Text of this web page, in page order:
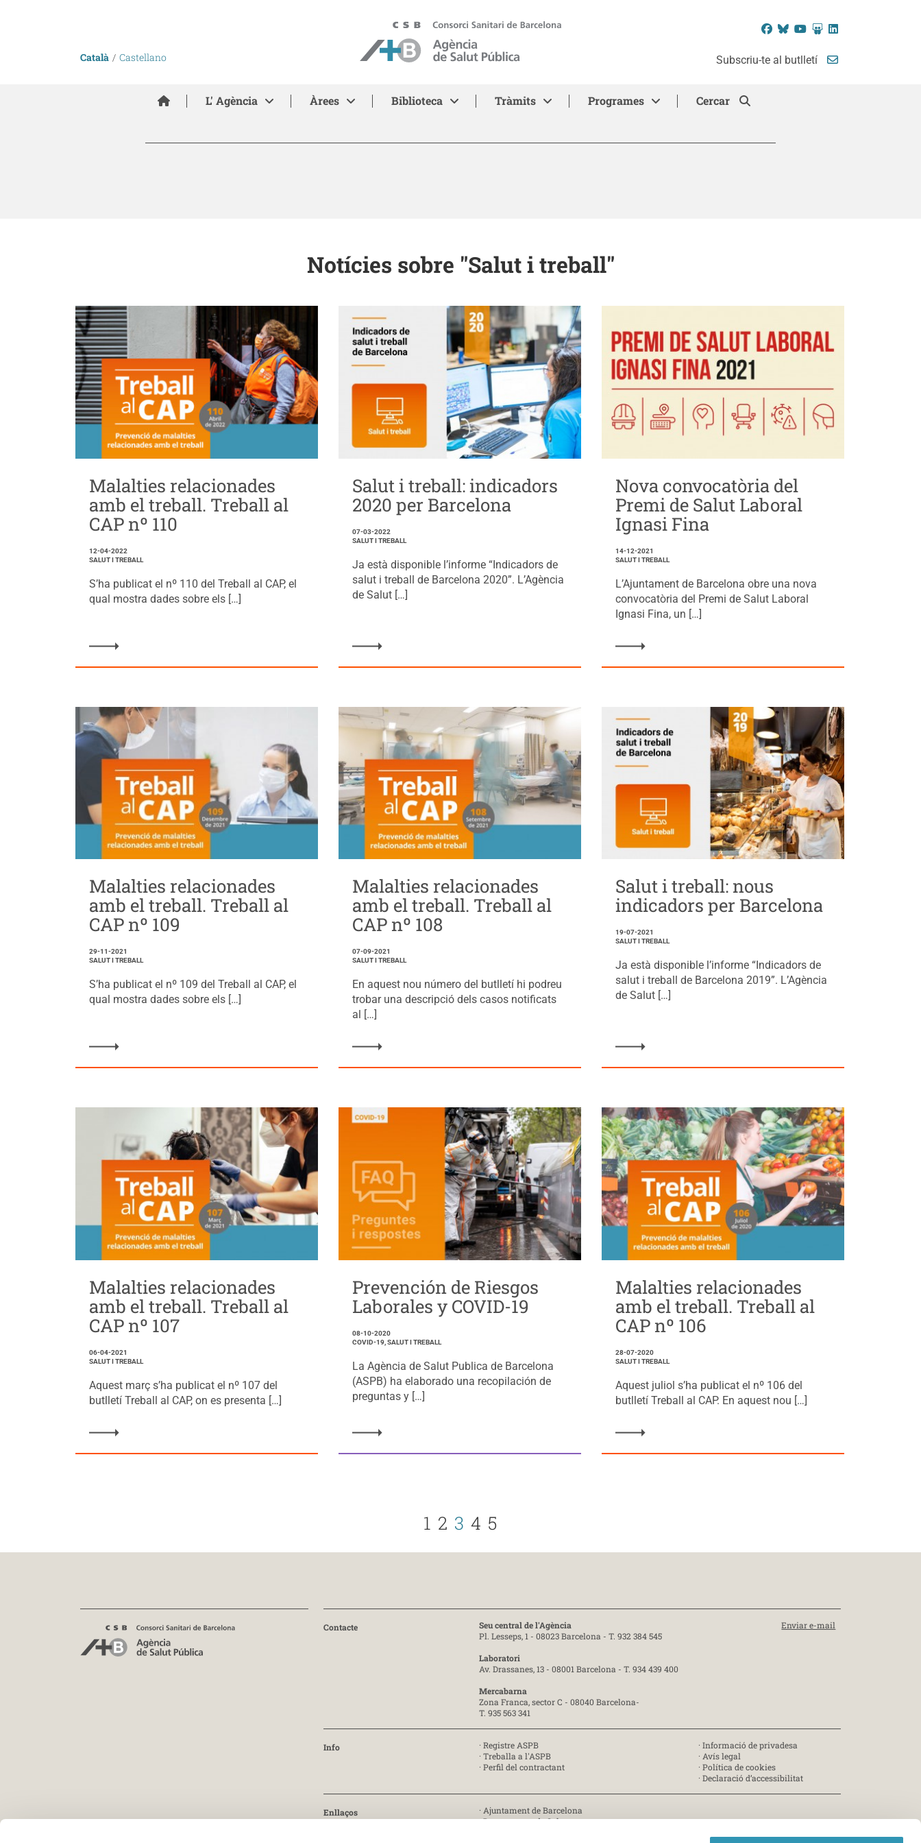
Català Castellano
ASPB - Agència de Salut Pública de Barcelona Facebook
BlueskyYouTube
SlideShare
LinkedIn
Subscriu-te al butlletí
Inici L' Agència Àrees Biblioteca Tràmits Programes Cercar
Notícies sobre "Salut i treball"
Malalties relacionades
amb el treball. Treball al
CAP nº 110
12-04-2022
SALUT I TREBALL
S’ha publicat el nº 110 del Treball al CAP, el
qual mostra dades sobre els […]
Salut i treball: indicadors
2020 per Barcelona
07-03-2022
SALUT I TREBALL
Ja està disponible l’informe “Indicadors de
salut i treball de Barcelona 2020”. L’Agència
de Salut […]
Nova convocatòria del
Premi de Salut Laboral
Ignasi Fina
14-12-2021
SALUT I TREBALL
L’Ajuntament de Barcelona obre una nova
convocatòria del Premi de Salut Laboral
Ignasi Fina, un […]
Malalties relacionades
amb el treball. Treball al
CAP nº 109
29-11-2021
SALUT I TREBALL
S’ha publicat el nº 109 del Treball al CAP, el
qual mostra dades sobre els […]
Malalties relacionades
amb el treball. Treball al
CAP nº 108
07-09-2021
SALUT I TREBALL
En aquest nou número del butlletí hi podreu
trobar una descripció dels casos notificats
al […]
Salut i treball: nous
indicadors per Barcelona
19-07-2021
SALUT I TREBALL
Ja està disponible l’informe “Indicadors de
salut i treball de Barcelona 2019”. L’Agència
de Salut […]
Malalties relacionades
amb el treball. Treball al
CAP nº 107
06-04-2021
SALUT I TREBALL
Aquest març s’ha publicat el nº 107 del
butlletí Treball al CAP, on es presenta […]
Prevención de Riesgos
Laborales y COVID-19
08-10-2020
COVID-19, SALUT I TREBALL
La Agència de Salut Publica de Barcelona
(ASPB) ha elaborado una recopilación de
preguntas y […]
Malalties relacionades
amb el treball. Treball al
CAP nº 106
28-07-2020
SALUT I TREBALL
Aquest juliol s’ha publicat el nº 106 del
butlletí Treball al CAP. En aquest nou […]
1 2 3 4 5
Contacte
Seu central de l'Agència
Pl. Lesseps, 1 - 08023 Barcelona - T. 932 384 545
Laboratori
Av. Drassanes, 13 - 08001 Barcelona - T. 934 439 400
Mercabarna
Zona Franca, sector C - 08040 Barcelona-
T. 935 563 341
Enviar e-mail
Info · Registre ASPB
· Treballa a l'ASPB
· Perfil del contractant
· Informació de privadesa
· Avís legal
· Política de cookies
· Declaració d’accessibilitat
Enllaços · Ajuntament de Barcelona
·Departament de Salut